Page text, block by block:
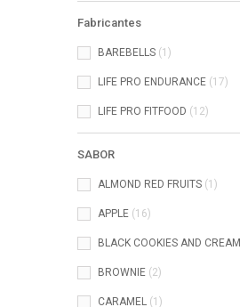
Fabricantes
BAREBELLS 1
LIFE PRO ENDURANCE 17
LIFE PRO FITFOOD 12
SABOR
ALMOND RED FRUITS 1
APPLE 16
BLACK COOKIES AND CREAM
BROWNIE 2
CARAMEL 1